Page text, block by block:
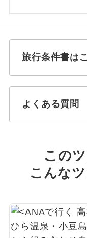
旅行条件書は
よくある質問
この
こんな